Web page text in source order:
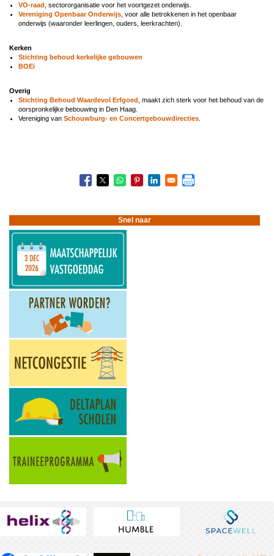
VO-raad , sectororganisatie voor het voortgezet onderwijs.
Vereniging Openbaar Onderwijs , voor alle betrokkenen in het openbaar
onderwijs (waaronder leerlingen, ouders, leerkrachten).
Kerken
Stichting behoud kerkelijke gebouwen
BOEi
Overig
Stichting Behoud Waardevol Erfgoed , maakt zich sterk voor het behoud van de
oorspronkelijke bebouwing in Den Haag.
Vereniging van Schouwburg- en Concertgebouwdirecties
in
het
maatschappelijke
veld
Snel naar